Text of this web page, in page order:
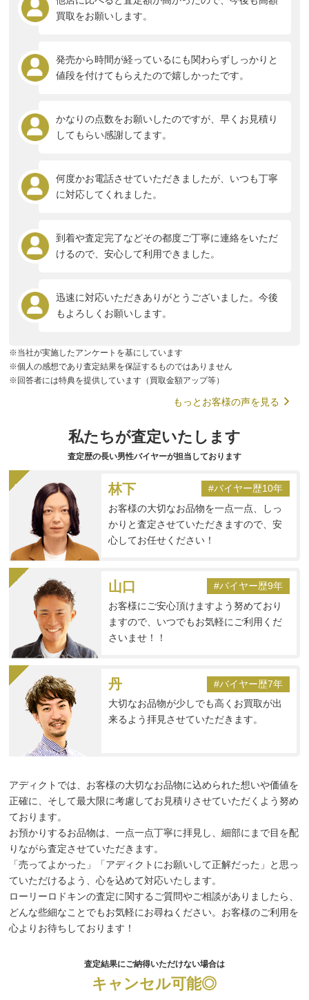
買取をお願いします。
発売から時間が経っているにも関わらずしっかりと
値段を付けてもらえたので嬉しかったです。
かなりの点数をお願いしたのですが、早くお見積り
してもらい感謝してます。
何度かお電話させていただきましたが、いつも丁寧
に対応してくれました。
到着や査定完了などその都度ご丁寧に連絡をいただ
けるので、安心して利用できました。
迅速に対応いただきありがとうございました。今後
もよろしくお願いします。
※当社が実施したアンケートを基にしています
※個人の感想であり査定結果を保証するものではありません
※回答者には特典を提供しています（買取金額アップ等）
もっとお客様の声を見る
私たちが査定いたします
査定歴の長い男性バイヤーが担当しております
林下
#バイヤー歴10年
お客様の大切なお品物を一点一点、しっ
かりと査定させていただきますので、安
心してお任せください！
山口
#バイヤー歴9年
お客様にご安心頂けますよう努めており
ますので、いつでもお気軽にご利用くだ
さいませ！！
丹
#バイヤー歴7年
大切なお品物が少しでも高くお買取が出
来るよう拝見させていただきます。
アディクトでは、お客様の大切なお品物に込められた想いや価値を
正確に、そして最大限に考慮してお見積りさせていただくよう努め
ております。
お預かりするお品物は、一点一点丁寧に拝見し、細部にまで目を配
りながら査定させていただきます。
「売ってよかった」「アディクトにお願いして正解だった」と思っ
ていただけるよう、心を込めて対応いたします。
ローリーロドキンの査定に関するご質問やご相談がありましたら、
どんな些細なことでもお気軽にお尋ねください。お客様のご利用を
心よりお待ちしております！
査定結果にご納得いただけない場合は
キャンセル可能◎